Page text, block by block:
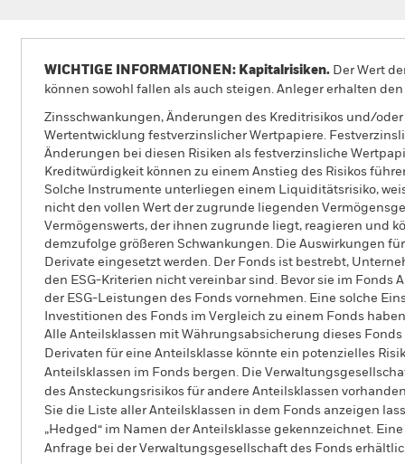
WICHTIGE INFORMATIONEN: Kapitalrisiken. Der Wert
können sowohl fallen als auch steigen. Anleger erhalten
Zinsschwankungen, Änderungen des Kreditrisikos und/
Wertentwicklung festverzinslicher Wertpapiere.
Änderungen bei diesen Risiken als festverzinsliche
Kreditwürdigkeit können zu einem Anstieg des Risikos
Solche Instrumente unterliegen einem Liquiditätsrisiko,
nicht den vollen Wert der zugrunde liegenden
Vermögenswerts, der ihnen zugrunde liegt, reagieren und
demzufolge größeren Schwankungen. Die Auswirkungen
Derivate eingesetzt werden. Der Fonds ist bestrebt,
den ESG-Kriterien nicht vereinbar sind. Bevor sie im
der ESG-Leistungen des Fonds vornehmen. Eine solche
Investitionen des Fonds im Vergleich zu einem Fonds
Alle Anteilsklassen mit Währungsabsicherung dieses
Derivaten für eine Anteilsklasse könnte ein potenzielles
Anteilsklassen im Fonds bergen. Die
des Ansteckungsrisikos für andere Anteilsklassen
Sie die Liste aller Anteilsklassen in dem Fonds anzeigen
„Hedged“ im Namen der Anteilsklasse gekennzeichnet.
Anfrage bei der Verwaltungsgesellschaft des Fonds